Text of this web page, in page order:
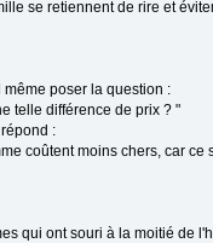
se retiennent de rire et
poser la question :
telle différence de prix ? "
:
coûtent moins chers, car ce
qui ont souri à la moitié de